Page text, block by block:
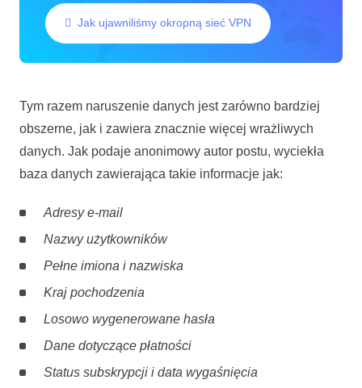
Jak ujawniliśmy okropną sieć VPN
Tym razem naruszenie danych jest zarówno bardziej
obszerne, jak i zawiera znacznie więcej wrażliwych
danych. Jak podaje anonimowy autor postu, wyciekła
baza danych zawierająca takie informacje jak:
Adresy e-mail
Nazwy użytkowników
Pełne imiona i nazwiska
Kraj pochodzenia
Losowo wygenerowane hasła
Dane dotyczące płatności
Status subskrypcji i data wygaśnięcia